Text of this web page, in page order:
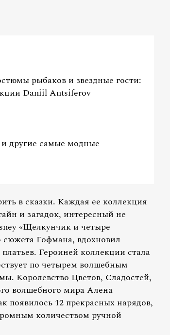
рыбаков и звездные гости:
Daniil Antsiferov
другие самые модные
в сказки. Каждая ее коллекция
и загадок, интересный не
«Щелкунчик и четыре
сюжета Гофмана, вдохновил
Героиней коллекции стала
по четырем волшебным
Королевство Цветов, Сладостей,
волшебного мира Алена
появилось 12 прекрасных нарядов,
количеством ручной